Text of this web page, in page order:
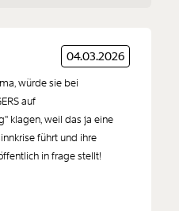
04.03.2026
würde sie bei
auf
klagen, weil das ja eine
führt und ihre
in frage stellt!